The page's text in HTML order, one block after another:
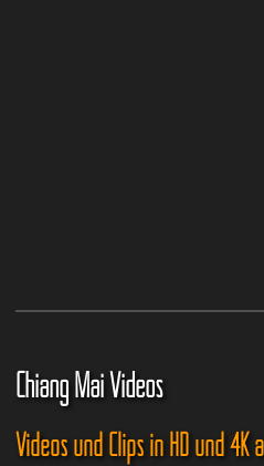
Chiang Mai Videos
Videos und Clips in HD und 4K